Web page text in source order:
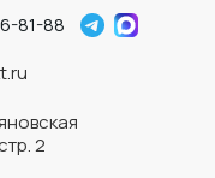
81-88
2